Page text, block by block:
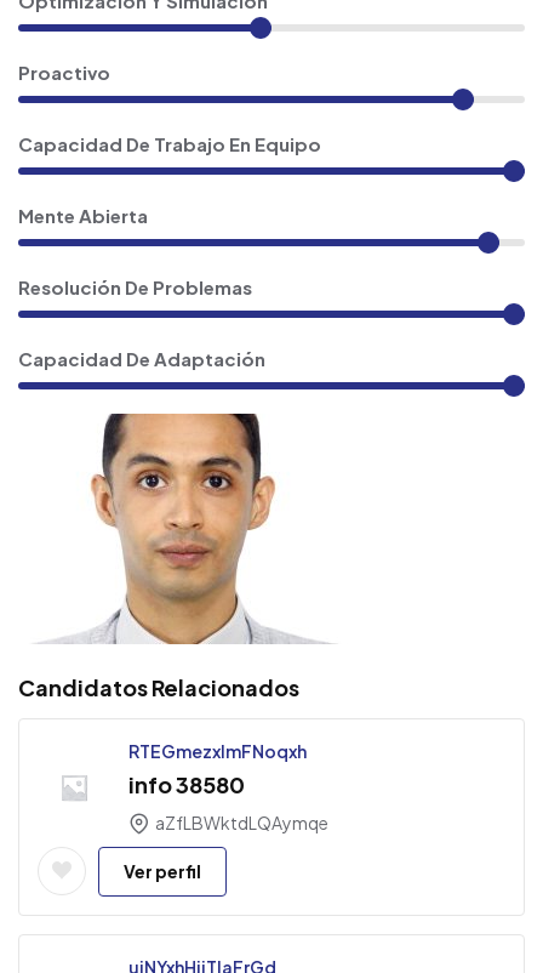
Proactivo
Capacidad De Trabajo En Equipo
Mente Abierta
Resolución De Problemas
Capacidad De Adaptación
Candidatos Relacionados
RTEGmezxImFNoqxh
info 38580
aZfLBWktdLQAymqe
Ver perfil
ujNYxhHiiTIaFrGd